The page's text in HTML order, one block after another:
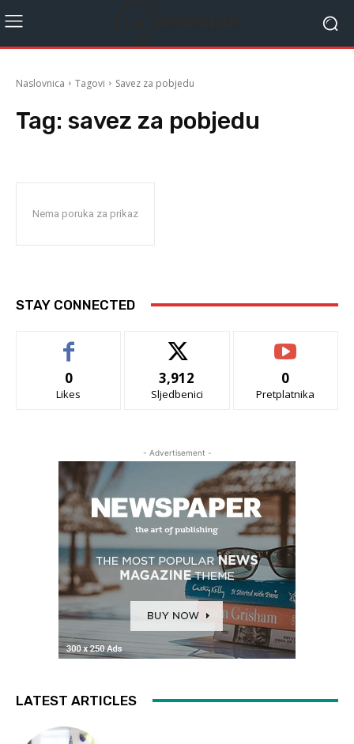
Naslovnica Tagovi Savez za pobjedu
Tag: savez za pobjedu
Nema poruka za prikaz
STAY CONNECTED
0
Likes
3,912
Sljedbenici
0
Pretplatnika
- Advertisement -
LATEST ARTICLES